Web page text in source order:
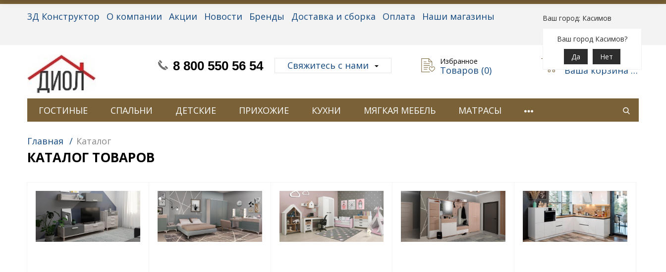
Ваш город: Касимов
Ваш город Касимов?
Да
Нет
Вход |Регистрация
3Д Конструктор О компании Акции Новости Бренды Доставка и сборка Оплата
Наши магазины
8 800 550 56 54 Свяжитесь с нами Избранное
Товаров (0)
Корзина
Ваша корзина пуста
ГОСТИНЫЕ СПАЛЬНИ ДЕТСКИЕ ПРИХОЖИЕ КУХНИ МЯГКАЯ МЕБЕЛЬ МАТРАСЫ
Главная / Каталог
КАТАЛОГ ТОВАРОВ